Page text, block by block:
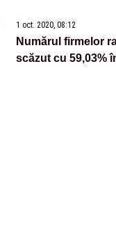
1 oct. 2020, 08:12
Numărul firmelor
scăzut cu 59,03%